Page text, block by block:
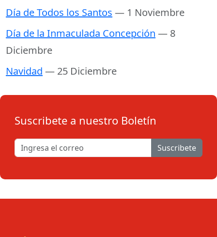
Día de Todos los Santos — 1 Noviembre
Día de la Inmaculada Concepción — 8
Diciembre
Navidad — 25 Diciembre
Suscribete a nuestro Boletín
Suscribete